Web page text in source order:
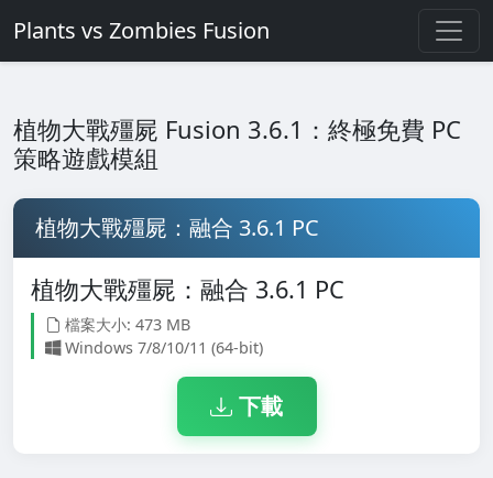
Plants vs Zombies Fusion
植物大戰殭屍 Fusion 3.6.1：終極免費 PC
策略遊戲模組
植物大戰殭屍：融合 3.6.1 PC
植物大戰殭屍：融合 3.6.1 PC
檔案大小: 473 MB
Windows 7/8/10/11 (64-bit)
下載